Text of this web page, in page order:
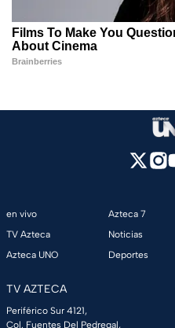
en vivo
TV Azteca
Azteca UNO
Azteca 7
Noticias
Deportes
TV AZTECA
Periférico Sur 4121,
Col. Fuentes Del Pedregal,